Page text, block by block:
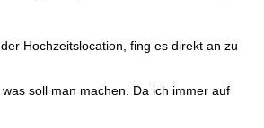
Hochzeitslocation, fing es direkt an zu
soll man machen. Da ich immer auf